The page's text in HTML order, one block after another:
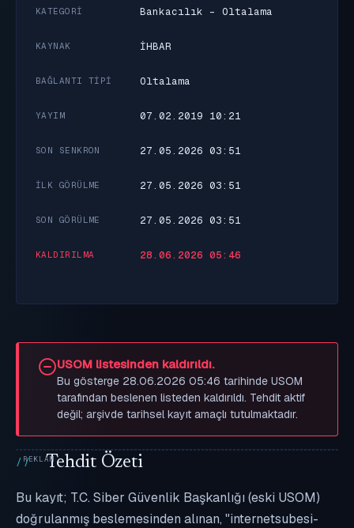
KATEGORI Bankacılık - Oltalama
KAYNAK İHBAR
BAĞLANTI TIPI Oltalama
YAYIM 07.02.2019 10:21
SON SENKRON 27.05.2026 03:51
İLK GÖRÜLME 27.05.2026 03:51
SON GÖRÜLME 27.05.2026 03:51
KALDIRILMA 28.06.2026 05:46
USOM listesinden kaldırıldı.
Bu gösterge 28.06.2026 05:46 tarihinde USOM
tarafından beslenen listeden kaldırıldı. Tehdit aktif
değil; arşivde tarihsel kayıt amaçlı tutulmaktadır.
Tehdit Özeti
Bu kayıt; T.C. Siber Güvenlik Başkanlığı (eski USOM)
doğrulanmış beslemesinden alınan, "internetsubesi-